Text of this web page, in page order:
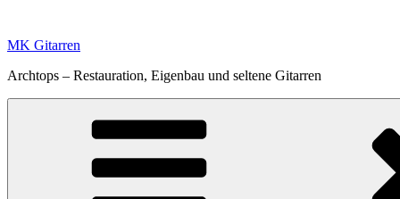
springen
MK Gitarren
Archtops – Restauration, Eigenbau und seltene Gitarren